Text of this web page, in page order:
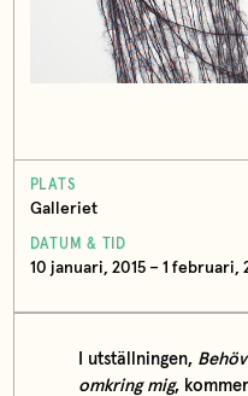
PLATS
Galleriet
DATUM & TID
10 januari, 2015 – 1 februari,
I utställningen,
omkring mig,